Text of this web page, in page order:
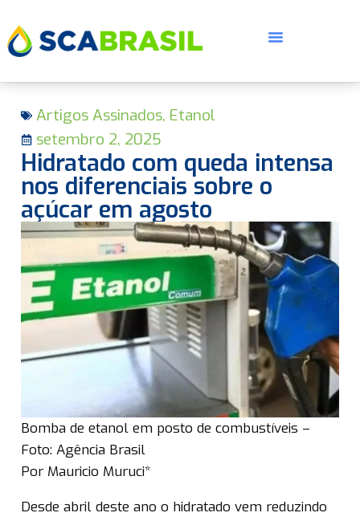
Artigos Assinados, Etanol
setembro 2, 2025
Hidratado com queda intensa
nos diferenciais sobre o
açúcar em agosto
Bomba de etanol em posto de combustíveis –
Foto: Agência Brasil
Por Mauricio Muruci*
Desde abril deste ano o hidratado vem reduzindo